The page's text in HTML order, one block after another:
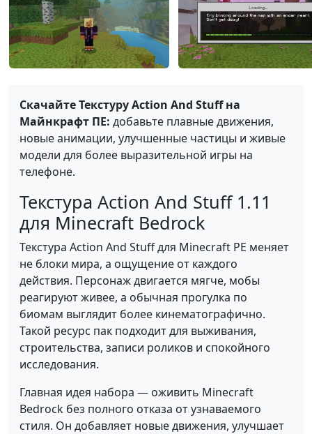
Скачайте Текстуру Action And Stuff на
Майнкрафт ПЕ: добавьте плавные движения,
новые анимации, улучшенные частицы и живые
модели для более выразительной игры на
телефоне.
Текстура Action And Stuff 1.11
для Minecraft Bedrock
Текстура Action And Stuff для Minecraft PE меняет
не блоки мира, а ощущение от каждого
действия. Персонаж двигается мягче, мобы
реагируют живее, а обычная прогулка по
биомам выглядит более кинематографично.
Такой ресурс пак подходит для выживания,
строительства, записи роликов и спокойного
исследования.
Главная идея набора — оживить Minecraft
Bedrock без полного отказа от узнаваемого
стиля. Он добавляет новые движения, улучшает